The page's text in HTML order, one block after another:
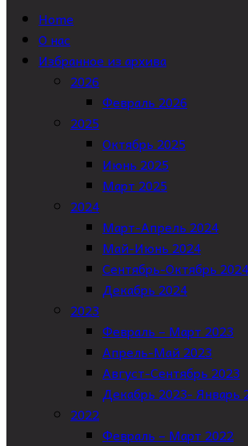
Home
О нас
Избранное из архива
2026
Февраль 2026
2025
Октябрь 2025
Июнь 2025
Март 2025
2024
Март-Апрель 2024
Май-Июнь 2024
Сентябрь-Октябрь 2024
Декабрь 2024
2023
Февраль – Март 2023
Апрель-Май 2023
Август-Сентябрь 2023
Декабрь 2023- Январь
2022
Февраль – Март 2022